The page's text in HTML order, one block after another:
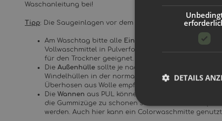
Waschanleitung bei!
Tipp: Die Saugeinlagen vor dem ersten Gebrauch 1-3 Mal
Am Waschtag bitte alle Einlagen
aus der Windel
Vollwaschmittel in Pulverform oder eine
für den Trockner geeignet.
Die Außenhülle sollte je nach Material anders
Windelhüllen in der normalen Buntwäsche bei 30°
Überhosen aus Wolle empfehlen wir eine
Die Wannen aus PUL könnenbei bis zu 40°C in der
die Gummizüge zu schonen sollte die
werden. Auch hier kann ein Colorwaschmitte genutzt
DETAILS